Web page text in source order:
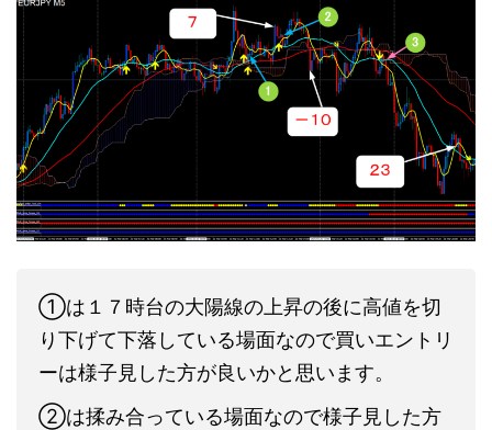
①は１７時台の大陽線の上昇の後に高値を切
り下げて下落している場面なので買いエントリ
ーは様子見した方が良いかと思います。
②は揉み合っている場面なので様子見した方